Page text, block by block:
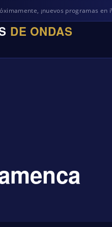
¡nuevos programas en iVoox,
DE ONDAS